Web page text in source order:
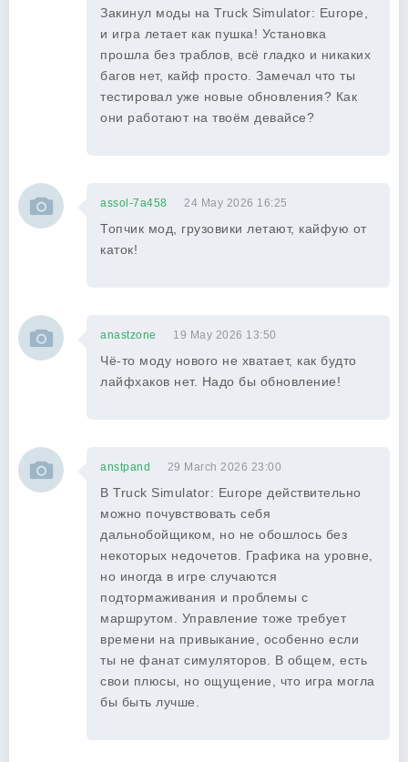
Закинул моды на Truck Simulator: Europe,
и игра летает как пушка! Установка
прошла без траблов, всё гладко и никаких
багов нет, кайф просто. Замечал что ты
тестировал уже новые обновления? Как
они работают на твоём девайсе?
assol-7a458 24 May 2026 16:25
Топчик мод, грузовики летают, кайфую от
каток!
anastzone 19 May 2026 13:50
Чё-то моду нового не хватает, как будто
лайфхаков нет. Надо бы обновление!
anstpand 29 March 2026 23:00
В Truck Simulator: Europe действительно
можно почувствовать себя
дальнобойщиком, но не обошлось без
некоторых недочетов. Графика на уровне,
но иногда в игре случаются
подтормаживания и проблемы с
маршрутом. Управление тоже требует
времени на привыкание, особенно если
ты не фанат симуляторов. В общем, есть
свои плюсы, но ощущение, что игра могла
бы быть лучше.